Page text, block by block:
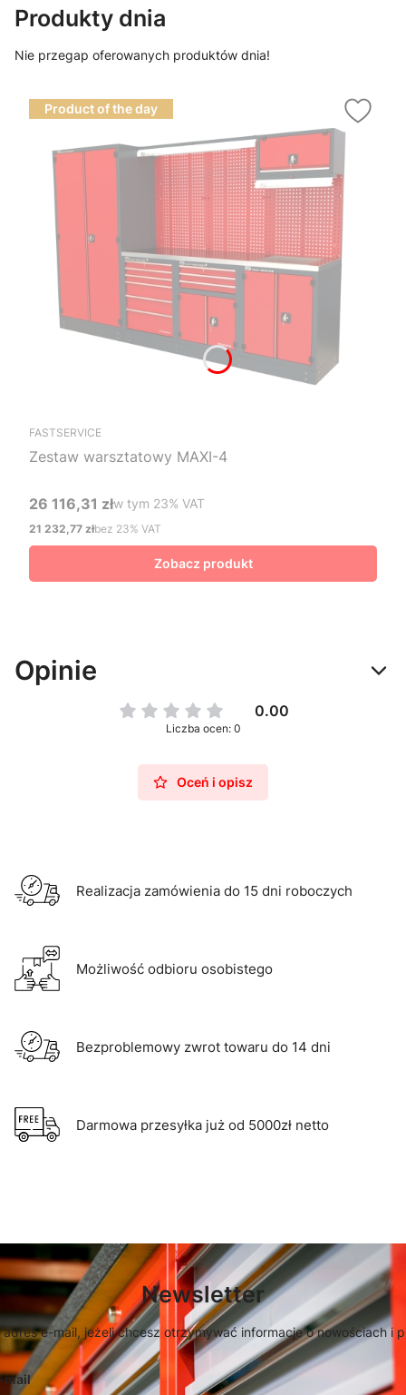
Produkty dnia
Nie przegap oferowanych produktów dnia!
Product of the day
FASTSERVICE
Zestaw warsztatowy MAXI-4
Cena brutto
26 116,31 złw tym %s VAT
w tym 23% VAT
Cena netto
21 232,77 złbez 23% VAT
Zobacz produkt
Opinie
0.00
Liczba ocen: 0
Oceń i opisz
Realizacja zamówienia do 15 dni roboczych
Możliwość odbioru osobistego
Bezproblemowy zwrot towaru do 14 dni
Darmowa przesyłka już od 5000zł netto
Newsletter
adres e-mail, jeżeli chcesz otrzymywać informacje o nowościach i
mail